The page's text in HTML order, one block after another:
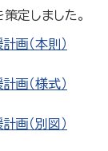
定しました。
画（本則）
画（様式）
画（別図）